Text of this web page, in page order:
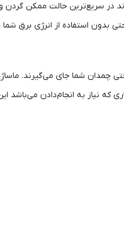
در سریع‌ترین حالت ممکن
بدون استفاده از انرژی برق شما
چمدان شما جای می‌گیرند.
که نیاز به انجام‌دادن می‌باشد